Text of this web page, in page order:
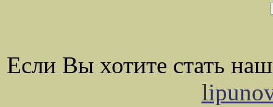
Если Вы хотите стать